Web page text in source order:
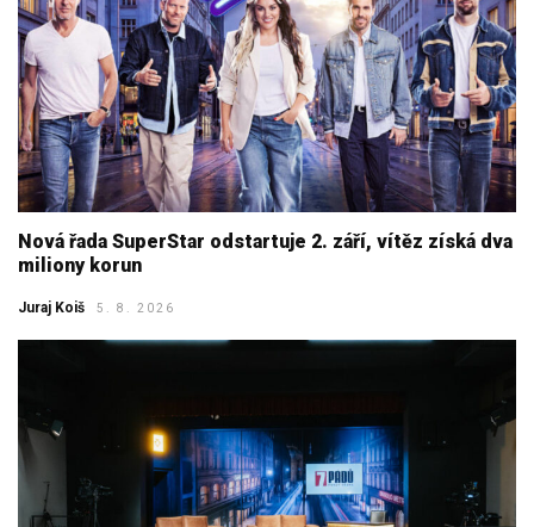
Nová řada SuperStar odstartuje 2. září, vítěz získá dva
miliony korun
Juraj Koiš 5. 8. 2026